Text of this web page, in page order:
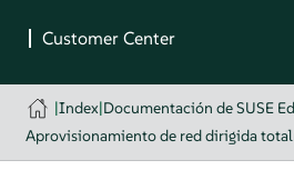
|Index|Documentación de SUSE
Aprovisionamiento de red dirigida